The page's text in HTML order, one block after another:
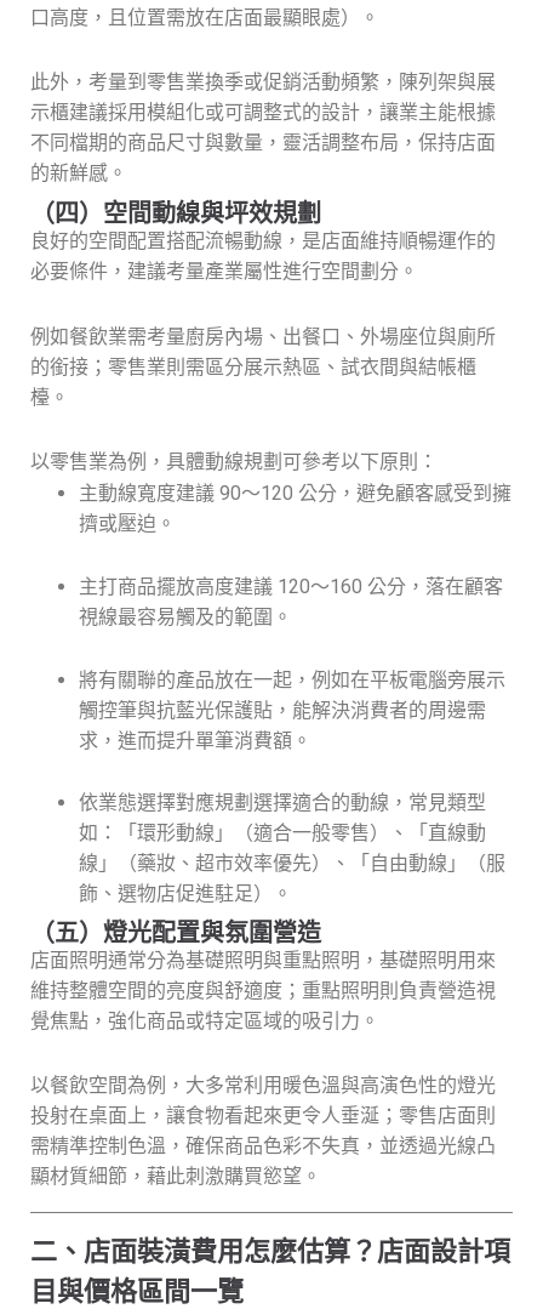
口高度，且位置需放在店面最顯眼處）。
此外，考量到零售業換季或促銷活動頻繁，陳列架與展
示櫃建議採用模組化或可調整式的設計，讓業主能根據
不同檔期的商品尺寸與數量，靈活調整布局，保持店面
的新鮮感。
（四）空間動線與坪效規劃
良好的空間配置搭配流暢動線，是店面維持順暢運作的
必要條件，建議考量產業屬性進行空間劃分。
例如餐飲業需考量廚房內場、出餐口、外場座位與廁所
的銜接；零售業則需區分展示熱區、試衣間與結帳櫃
檯。
以零售業為例，具體動線規劃可參考以下原則：
主動線寬度建議 90～120 公分，避免顧客感受到擁
擠或壓迫。
主打商品擺放高度建議 120～160 公分，落在顧客
視線最容易觸及的範圍。
將有關聯的產品放在一起，例如在平板電腦旁展示
觸控筆與抗藍光保護貼，能解決消費者的周邊需
求，進而提升單筆消費額。
依業態選擇對應規劃選擇適合的動線，常見類型
如：「環形動線」（適合一般零售）、「直線動
線」（藥妝、超市效率優先）、「自由動線」（服
飾、選物店促進駐足）。
（五）燈光配置與氛圍營造
店面照明通常分為基礎照明與重點照明，基礎照明用來
維持整體空間的亮度與舒適度；重點照明則負責營造視
覺焦點，強化商品或特定區域的吸引力。
以餐飲空間為例，大多常利用暖色溫與高演色性的燈光
投射在桌面上，讓食物看起來更令人垂涎；零售店面則
需精準控制色溫，確保商品色彩不失真，並透過光線凸
顯材質細節，藉此刺激購買慾望。
二、店面裝潢費用怎麼估算？店面設計項
目與價格區間一覽